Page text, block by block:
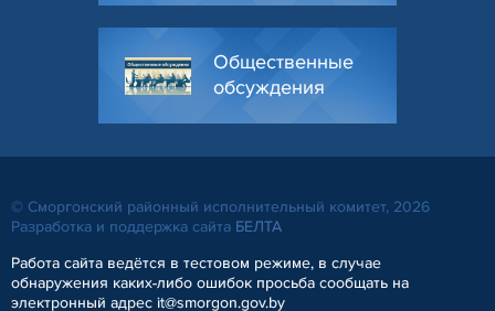
Общественные
обсуждения
© Сморгонский районный исполнительный комитет, 2026
Разработка и поддержка сайта БЕЛТА
Работа сайта ведётся в тестовом режиме, в случае
обнаружения каких-либо ошибок просьба сообщать на
электронный адрес it@smorgon.gov.by